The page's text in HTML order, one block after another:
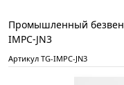
Промышленный
IMPC-JN3
Артикул TG-IMPC-JN3